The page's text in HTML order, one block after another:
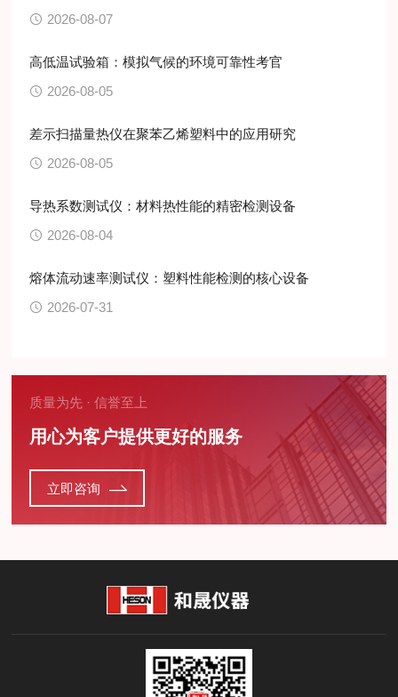
2026-08-07
高低温试验箱：模拟气候的环境可靠性考官
2026-08-05
差示扫描量热仪在聚苯乙烯塑料中的应用研究
2026-08-05
导热系数测试仪：材料热性能的精密检测设备
2026-08-04
熔体流动速率测试仪：塑料性能检测的核心设备
2026-07-31
质量为先 · 信誉至上
用心为客户提供更好的服务
立即咨询